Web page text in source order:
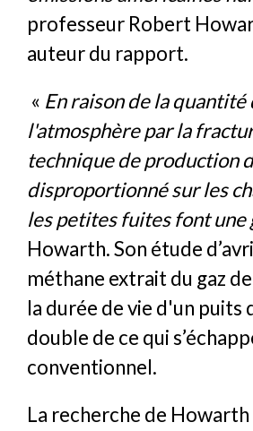
professeur Robert
auteur du rapport.
« En raison de la
l'atmosphère par la
technique de production
disproportionné sur les
les petites fuites font
Howarth. Son étude
méthane extrait du gaz
la durée de vie d'un puits
double de ce qui
conventionnel.
La recherche de